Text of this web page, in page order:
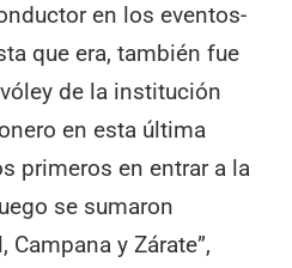
en los eventos-
que era, también fue
de la institución
en esta última
primeros en entrar a la
se sumaron
Campana y Zárate”,